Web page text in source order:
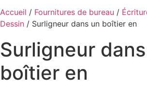
Accueil / Fournitures de bureau /
Dessin / Surligneur dans un boîtier en
Surligneur
boîtier en